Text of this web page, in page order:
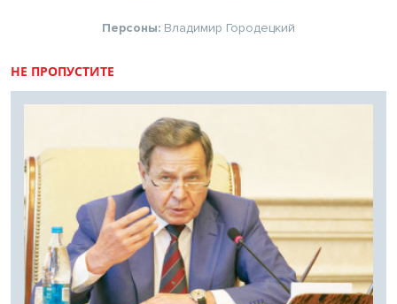
Персоны: Владимир Городецкий
НЕ ПРОПУСТИТЕ